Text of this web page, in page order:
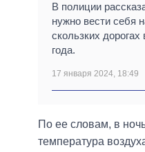
В полиции
нужно вести себя
скользких
года.
17 января 2024, 18:49
По ее словам, в
температура